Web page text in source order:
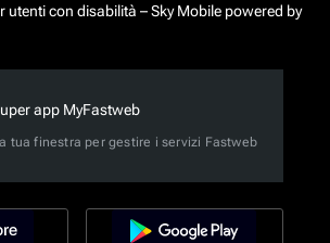
utenti con disabilità – Sky Mobile powered by
app MyFastweb
tua finestra per gestire i servizi Fastweb